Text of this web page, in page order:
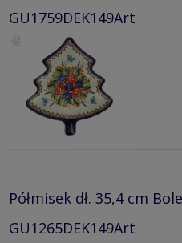
GU1759DEK149Art
Półmisek dł. 35,4 cm
GU1265DEK149Art